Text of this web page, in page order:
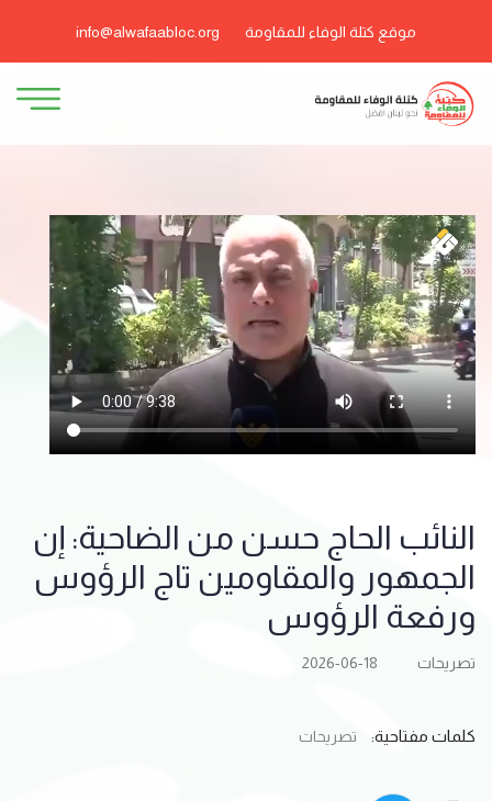
موقع كتلة الوفاء للمقاومة info@alwafaabloc.org
النائب الحاج حسن من الضاحية: إن
الجمهور والمقاومين تاج الرؤوس
ورفعة الرؤوس
تصريحات 2026-06-18
كلمات مفتاحية: تصريحات